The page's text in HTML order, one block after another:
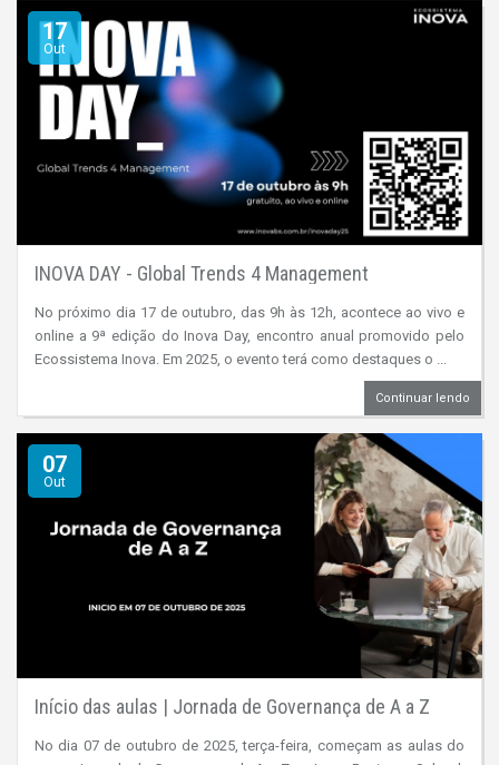
17
Out
INOVA DAY - Global Trends 4 Management
No próximo dia 17 de outubro, das 9h às 12h, acontece ao vivo e
online a 9ª edição do Inova Day, encontro anual promovido pelo
Ecossistema Inova. Em 2025, o evento terá como destaques o ...
Continuar lendo
07
Out
Início das aulas | Jornada de Governança de A a Z
No dia 07 de outubro de 2025, terça-feira, começam as aulas do